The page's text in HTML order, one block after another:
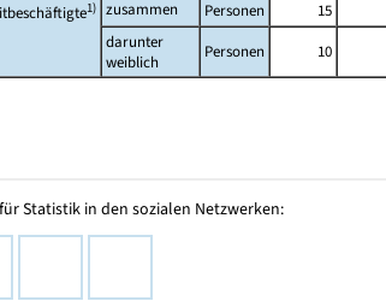
1) zusammen Personen 15
darunter
weiblich
Personen 10
Statistik in den sozialen Netzwerken: